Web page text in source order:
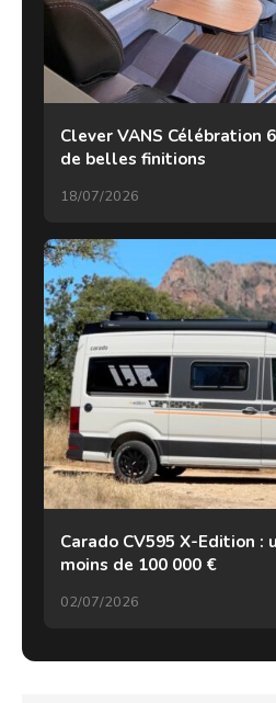
Clever VANS Célébration
de belles finitions
18/07/2026
Carado CV595 X-Edition :
moins de 100 000 €
02/07/2026